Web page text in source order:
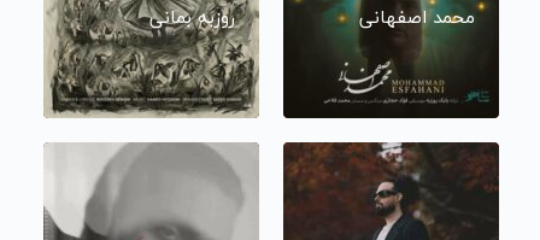
محمد اصفهانی روزبه بمانی